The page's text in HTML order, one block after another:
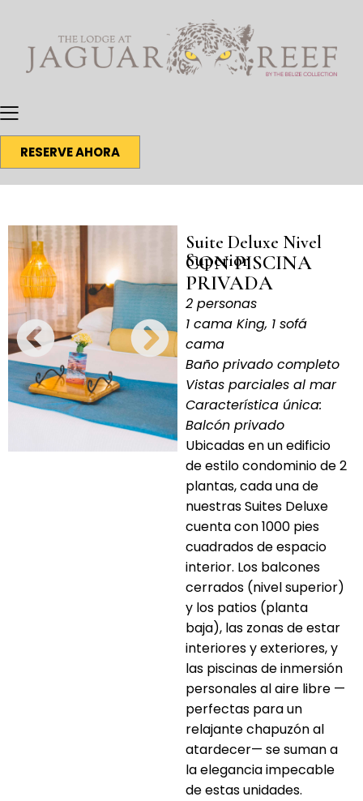
RESERVE AHORA
Suite Deluxe Nivel
Superior
CON PISCINA
PRIVADA
2 personas
1 cama King, 1 sofá
cama
Baño privado completo
Vistas parciales al mar
Característica única:
Balcón privado
Ubicadas en un edificio
de estilo condominio de 2
plantas, cada una de
nuestras Suites Deluxe
cuenta con 1000 pies
cuadrados de espacio
interior. Los balcones
cerrados (nivel superior)
y los patios (planta
baja), las zonas de estar
interiores y exteriores, y
las piscinas de inmersión
personales al aire libre —
perfectas para un
relajante chapuzón al
atardecer— se suman a
la elegancia impecable
de estas unidades.